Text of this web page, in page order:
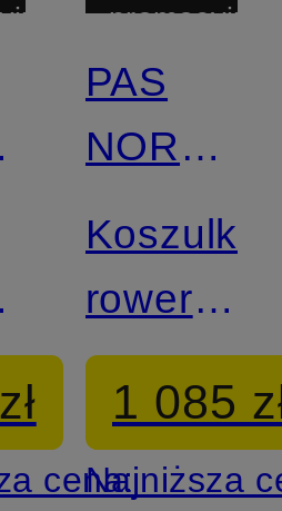
cena:
promocyjny
PAS
NORMAL
STUDIOS
Koszulka
rowerowa
RAIN
1 085
Najniższa